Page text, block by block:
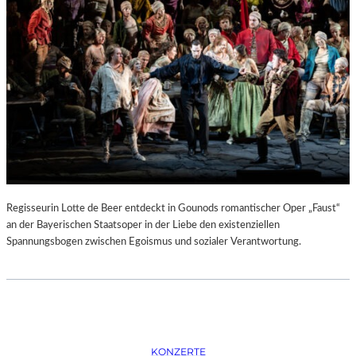
–
K
Ü
N
S
T
L
E
R
,
T
M
Regisseurin Lotte de Beer entdeckt in Gounods romantischer Oper „Faust“
an der Bayerischen Staatsoper in der Liebe den existenziellen
Spannungsbogen zwischen Egoismus und sozialer Verantwortung.
KONZERTE